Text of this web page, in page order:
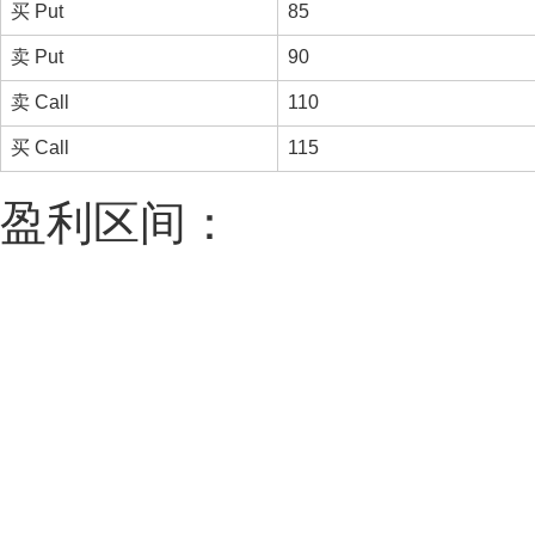
买 Put 85
卖 Put 90
卖 Call 110
买 Call 115
盈利区间：